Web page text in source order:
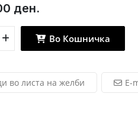
ден.
Во Кошничка
во листа на желби E-